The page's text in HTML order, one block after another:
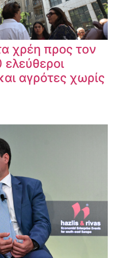
χρέη προς τον
αγρότες χωρίς